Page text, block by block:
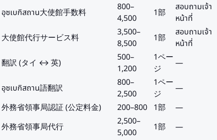
อุซเบกิสถาน大使館手数料 800–
4,500
1部
สอบถามเจ้า
หน้าที่
大使館代行サービス料
3,500–
8,500
1部
สอบถามเจ้า
หน้าที่
翻訳 (タイ ↔ 英)
500–
1,200
1ペー
ジ
—
อุซเบกิสถาน語翻訳 800–
2,500
1ペー
ジ
—
外務省領事局認証 (公定料金)
200–800 1部
—
外務省領事局代行
2,500–
5,000
1部
—